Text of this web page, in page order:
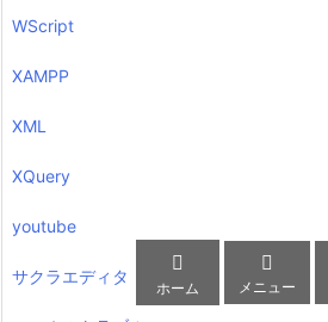
WScript
XAMPP
XML
XQuery
youtube
サクラエディタ

ホーム

メニュー